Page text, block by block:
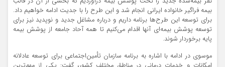
بیمه فراگیر خانواده ایرانی انجام شد و این طرح را با جدیت ادامه خواهیم داد.
برای توسعه این طرح‌ها برنامه داریم و درباره مشاغل جدید و نوپدید نیز برای
توسعه پوشش بیمه‌ای آنها اقدام می‌کنیم تا همه آحاد جامعه از پوشش بیمه
پایه برخوردار شوند.
موسوی در ادامه با اشاره به برنامه سازمان تأمین‌اجتماعی برای توسعه عادلانه